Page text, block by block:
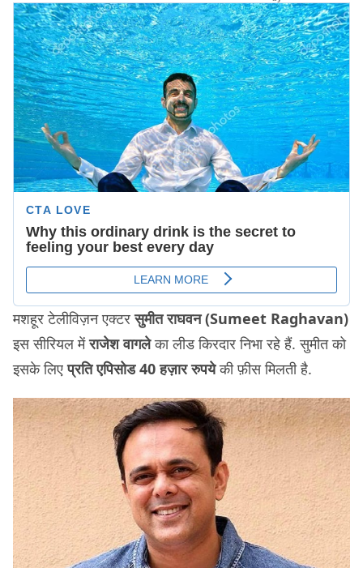
मशहूर टेलीविज़न एक्टरसुमीत राघवन (Sumeet Raghavan)
इस सीरियल मेंराजेश वागलेका लीड किरदार निभा रहे हैं. सुमीत को
इसके लिएप्रति एपिसोड 40 हज़ार रुपयेकी फ़ीस मिलती है.